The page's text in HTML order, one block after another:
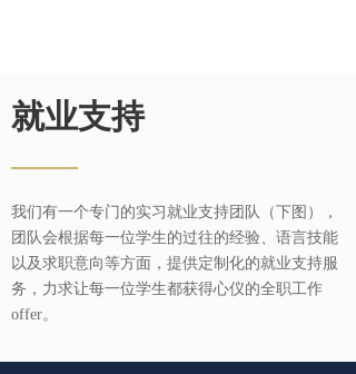
就业支持
——
我们有一个专门的实习就业支持团队（下图），
团队会根据每一位学生的过往的经验、语言技能
以及求职意向等方面，提供定制化的就业支持服
务，力求让每一位学生都获得心仪的全职工作
offer。